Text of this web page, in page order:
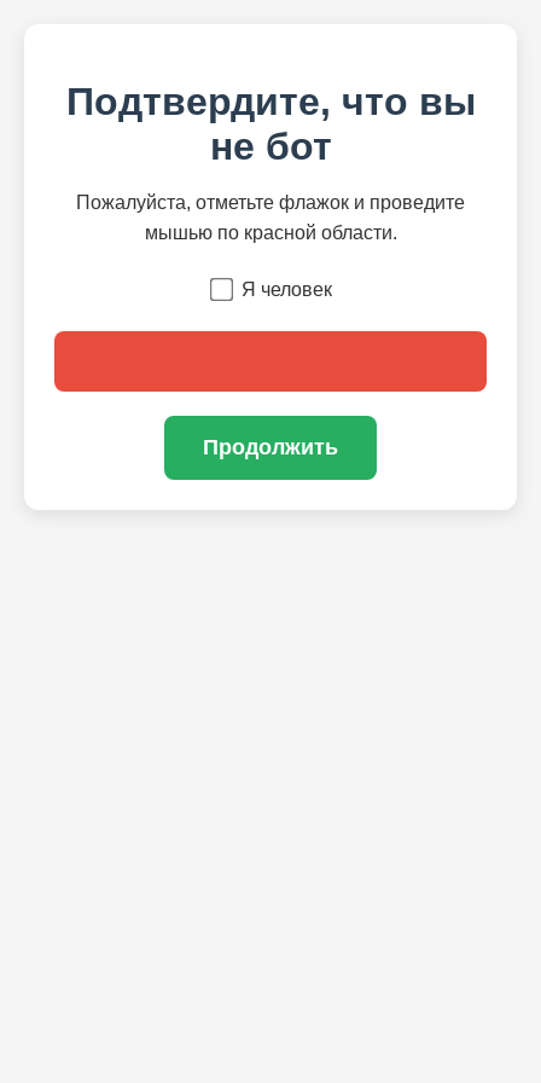
Подтвердите, что вы
не бот
Пожалуйста, отметьте флажок и проведите
мышью по красной области.
Я человек
Продолжить